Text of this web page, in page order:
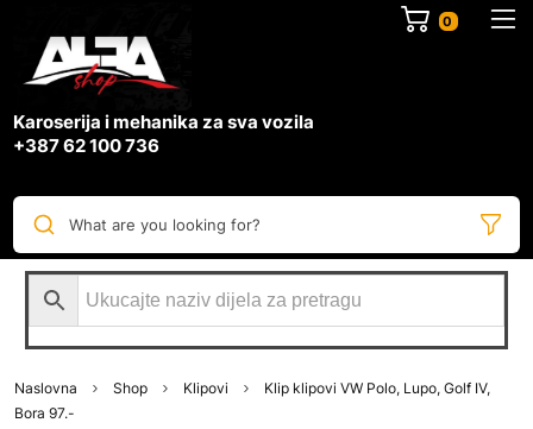
0
Karoserija i mehanika za sva vozila
+387 62 100 736
What are you looking for?
Naslovna Shop Klipovi
Klip klipovi VW Polo, Lupo, Golf IV,
Bora 97.-